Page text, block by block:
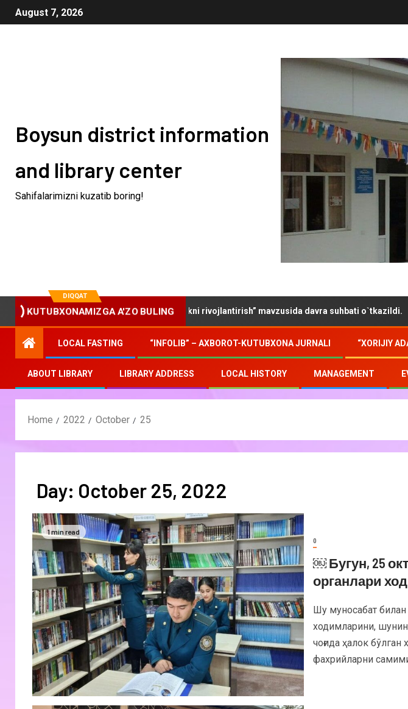
August 7, 2026
Boysun district information
and library center
Sahifalarimizni kuzatib boring!
DIQQAT
KUTUBXONAMIZGA A'ZO BULING
“Yosh oilalarda kitobxonlikni rivojlantirish” mavzusida davra suhbati o`tkazildi.
LOCAL FASTING “INFOLIB” – AXBOROT-KUTUBXONA JURNALI “XORIJIY
ABOUT LIBRARY LIBRARY ADDRESS LOCAL HISTORY MANAGEMENT
Home 2022 October 25
Day: October 25, 2022
1 min read
0
￼ Бугун, 25
органлари
Шу муносабат
ходимларини,
чоғида ҳалок
фахрийларни